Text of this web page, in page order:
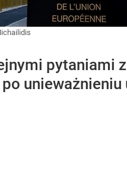
pytaniami
unieważnieniu